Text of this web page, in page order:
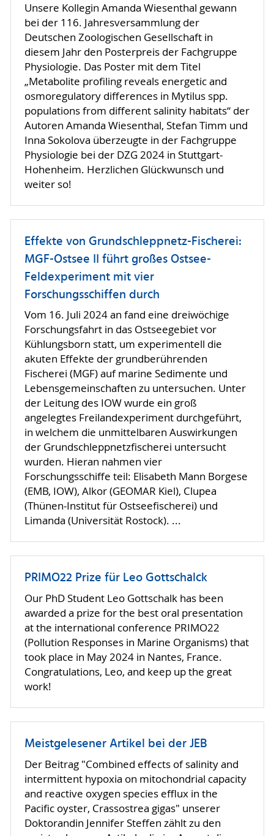
Unsere Kollegin Amanda Wiesenthal gewann
bei der 116. Jahresversammlung der
Deutschen Zoologischen Gesellschaft in
diesem Jahr den Posterpreis der Fachgruppe
Physiologie. Das Poster mit dem Titel
„Metabolite profiling reveals energetic and
osmoregulatory differences in Mytilus spp.
populations from different salinity habitats“ der
Autoren Amanda Wiesenthal, Stefan Timm und
Inna Sokolova überzeugte in der Fachgruppe
Physiologie bei der DZG 2024 in Stuttgart-
Hohenheim. Herzlichen Glückwunsch und
weiter so!
Effekte von Grundschleppnetz-Fischerei:
MGF-Ostsee II führt großes Ostsee-
Feldexperiment mit vier
Forschungsschiffen durch
Vom 16. Juli 2024 an fand eine dreiwöchige
Forschungsfahrt in das Ostseegebiet vor
Kühlungsborn statt, um experimentell die
akuten Effekte der grundberührenden
Fischerei (MGF) auf marine Sedimente und
Lebensgemeinschaften zu untersuchen. Unter
der Leitung des IOW wurde ein groß
angelegtes Freilandexperiment durchgeführt,
in welchem die unmittelbaren Auswirkungen
der Grundschleppnetzfischerei untersucht
wurden. Hieran nahmen vier
Forschungsschiffe teil: Elisabeth Mann Borgese
(EMB, IOW), Alkor (GEOMAR Kiel), Clupea
(Thünen-Institut für Ostseefischerei) und
Limanda (Universität Rostock). ...
PRIMO22 Prize für Leo Gottschalck
Our PhD Student Leo Gottschalk has been
awarded a prize for the best oral presentation
at the international conference PRIMO22
(Pollution Responses in Marine Organisms) that
took place in May 2024 in Nantes, France.
Congratulations, Leo, and keep up the great
work!
Meistgelesener Artikel bei der JEB
Der Beitrag "Combined effects of salinity and
intermittent hypoxia on mitochondrial capacity
and reactive oxygen species efflux in the
Pacific oyster, Crassostrea gigas" unserer
Doktorandin Jennifer Steffen zählt zu den